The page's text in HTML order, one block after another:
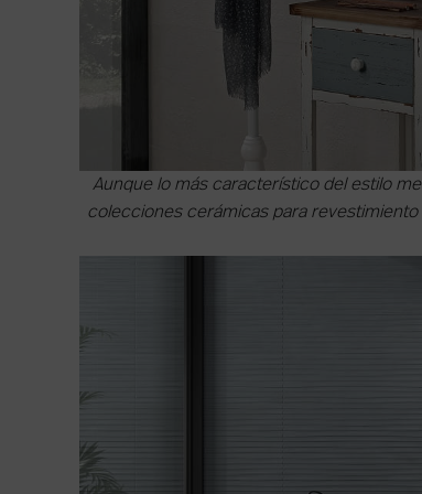
Aunque lo más característico del estilo
colecciones cerámicas para revestimiento